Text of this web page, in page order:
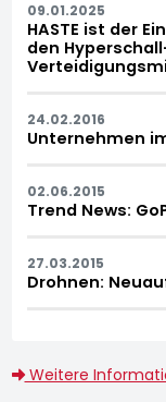
09.01.2025
HASTE ist der
den
24.02.2016
Unternehmen
02.06.2015
Trend News:
27.03.2015
Drohnen:
Weitere